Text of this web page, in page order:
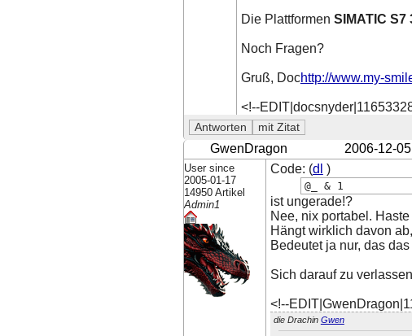
Die Plattformen SIMATIC S7
Noch Fragen?
Gruß, Dochttp://www.my-
<!--
GwenDragon 2006-12-
User since
2005-01-17
14950 Artikel
Admin1
Code: (dl )
@_ & 1
ist ungerade!?
Nee, nix portabel.
Hängt wirklich davon
Bedeutet ja nur, das
Sich darauf zu
<!--
die Drachin Gwen